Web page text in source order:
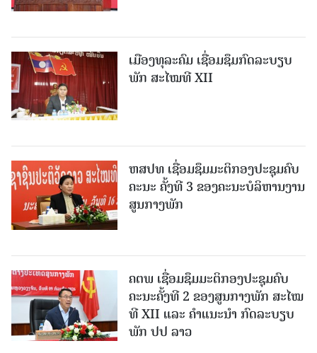
ເມືອງທຸລະຄົມ ເຊື່ອມຊຶມກົດລະບຽບ
ພັກ ສະໄໝທີ XII
ຫສປທ ເຊື່ອມຊຶມມະຕິກອງປະຊຸມຄົບ
ຄະນະ ຄັ້ງທີ 3 ຂອງຄະນະບໍລິຫານງານ
ສູນກາງພັກ
ຄຕພ ເຊື່ອມຊຶມມະຕິກອງປະຊຸມຄົບ
ຄະນະຄັ້ງທີ 2 ຂອງສູນກາງພັກ ສະໄໝ
ທີ XII ແລະ ຄໍາແນະນໍາ ກົດລະບຽບ
ພັກ ປປ ລາວ